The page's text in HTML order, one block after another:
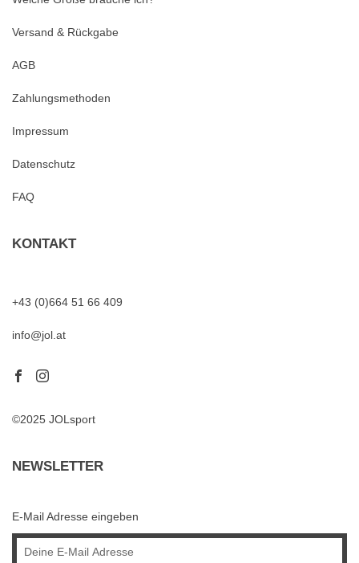
Versand & Rückgabe
AGB
Zahlungsmethoden
Impressum
Datenschutz
FAQ
KONTAKT
+43 (0)664 51 66 409
info@jol.at
©2025 JOLsport
NEWSLETTER
E-Mail Adresse eingeben